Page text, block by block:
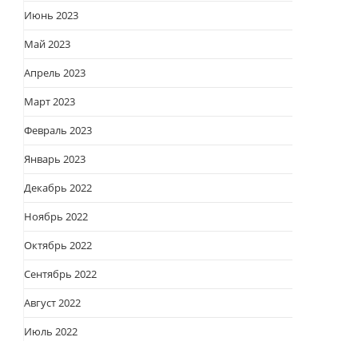
Июнь 2023
Май 2023
Апрель 2023
Март 2023
Февраль 2023
Январь 2023
Декабрь 2022
Ноябрь 2022
Октябрь 2022
Сентябрь 2022
Август 2022
Июль 2022